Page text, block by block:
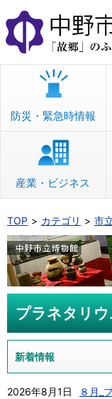
本
文
へ
移
防災・緊急時情報
産業・ビジネス
TOP カテゴリ 市
プラネタリウ
新着情報
2026年8月1日 ８月_